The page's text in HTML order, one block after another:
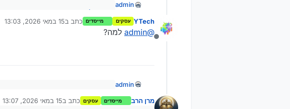
admin
המלאך
@מרן-שליט-א תציע למנהלים.
כיום זה כבר במבנה של מגבלת זמן
מנותק
YTech עסקים מייסדים כתב ב15 במאי 2026, 13:03
נערך לאחרונה על ידי
@
admin למה?
admin
מרן הרב מייסדים עסקים כתב ב15 במאי 2026, 13:07
נערך לאחרונה על ידי